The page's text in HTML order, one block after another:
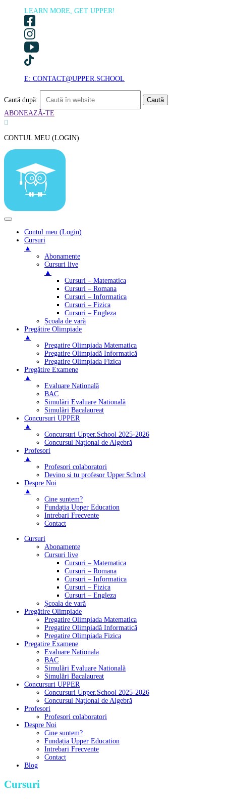
LEARN MORE, GET UPPER!
E: CONTACT@UPPER.SCHOOL
Caută după:
ABONEAZĂ-TE

CONTUL MEU (LOGIN)
Contul meu (Login)
Cursuri
▲
Abonamente
Cursuri live
▲
Cursuri – Matematica
Cursuri – Romana
Cursuri – Informatica
Cursuri – Fizica
Cursuri – Engleza
Școala de vară
Pregătire Olimpiade
▲
Pregatire Olimpiada Matematica
Pregatire Olimpiadă Informatică
Pregatire Olimpiada Fizica
Pregătire Examene
▲
Evaluare Natională
BAC
Simulări Evaluare Natională
Simulări Bacalaureat
Concursuri UPPER
▲
Concursuri Upper.School 2025-2026
Concursul Național de Algebră
Profesori
▲
Profesori colaboratori
Devino si tu profesor Upper.School
Despre Noi
▲
Cine suntem?
Fundația Upper Education
Intrebari Frecvente
Contact
Cursuri
Abonamente
Cursuri live
Cursuri – Matematica
Cursuri – Romana
Cursuri – Informatica
Cursuri – Fizica
Cursuri – Engleza
Școala de vară
Pregătire Olimpiade
Pregatire Olimpiada Matematica
Pregatire Olimpiadă Informatică
Pregatire Olimpiada Fizica
Pregatire Examene
Evaluare Nationala
BAC
Simulări Evaluare Natională
Simulări Bacalaureat
Concursuri UPPER
Concursuri Upper.School 2025-2026
Concursul Național de Algebră
Profesori
Profesori colaboratori
Despre Noi
Cine suntem?
Fundația Upper Education
Intrebari Frecvente
Contact
Blog
Cursuri